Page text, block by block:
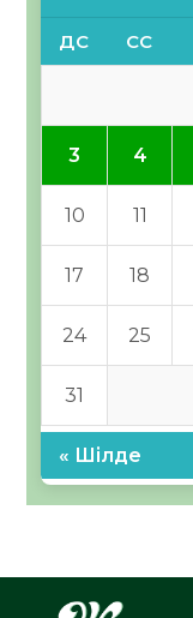
ДС СС
3 4
10 11
17 18
24 25
31
« Шілде